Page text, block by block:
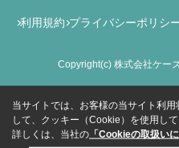
利用規約 プライバシーポリシ
Copyright(c) 株式会社ケー
当サイトでは、お客様の当サイト利
して、クッキー（Cookie）を使用して
詳しくは、当社の 「Cookieの取扱い